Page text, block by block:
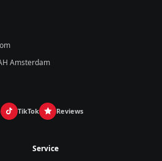
Amsterdam
TikTok Reviews
Service